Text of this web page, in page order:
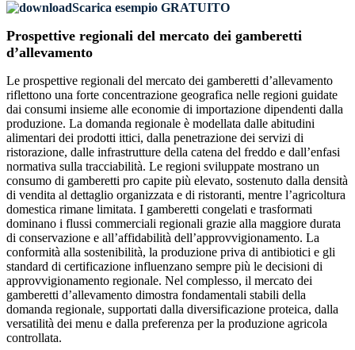
Scarica esempio GRATUITO
Prospettive regionali del mercato dei gamberetti
d’allevamento
Le prospettive regionali del mercato dei gamberetti d’allevamento
riflettono una forte concentrazione geografica nelle regioni guidate
dai consumi insieme alle economie di importazione dipendenti dalla
produzione. La domanda regionale è modellata dalle abitudini
alimentari dei prodotti ittici, dalla penetrazione dei servizi di
ristorazione, dalle infrastrutture della catena del freddo e dall’enfasi
normativa sulla tracciabilità. Le regioni sviluppate mostrano un
consumo di gamberetti pro capite più elevato, sostenuto dalla densità
di vendita al dettaglio organizzata e di ristoranti, mentre l’agricoltura
domestica rimane limitata. I gamberetti congelati e trasformati
dominano i flussi commerciali regionali grazie alla maggiore durata
di conservazione e all’affidabilità dell’approvvigionamento. La
conformità alla sostenibilità, la produzione priva di antibiotici e gli
standard di certificazione influenzano sempre più le decisioni di
approvvigionamento regionale. Nel complesso, il mercato dei
gamberetti d’allevamento dimostra fondamentali stabili della
domanda regionale, supportati dalla diversificazione proteica, dalla
versatilità dei menu e dalla preferenza per la produzione agricola
controllata.